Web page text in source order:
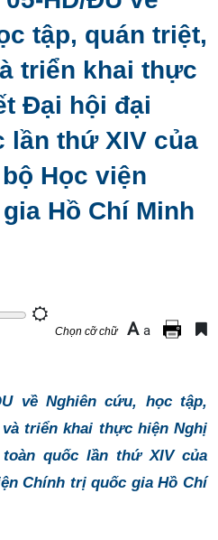
tập, quán triệt,
triển khai thực
Đại hội đại
lần thứ XIV của
Học viện
Hồ Chí Minh
Chọn cỡ chữ A a
về Nghiên cứu, học tập,
triển khai thực hiện Nghị
quốc lần thứ XIV của
Chính trị quốc gia Hồ Chí